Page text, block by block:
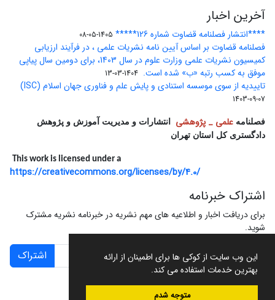
این وب سایت از کوکی ها برای اطمینان از ارائه
بهترین خدمات استفاده می کند.
متوجه شدم
آخرین اخبار
****انتشار فصلنامه قضاوت شماره 126***** 1405-05-08
فصلنامه قضاوت بر اساس آیین نامه نشریات علمی ، در فرآیند ارزیابی
کمیسیون نشریات علمی وزارت علوم در سال 1403، برای دومین سال پیاپی
موفق به کسب رتبه «ب» شده است. 1404-03-13
تاییدیه از سوی موسسه استنادی و پایش علم و فناوری جهان اسلام (ISC)
1403-09-07
فصلنامه علمی _ پژوهشی
انتشارات و مدیریت آموزش و پژوهش
دادگستری کل استان تهران
This work is licensed under a
https://creativecommons.org/licenses/by/4.0/
اشتراک خبرنامه
برای دریافت اخبار و اطلاعیه های مهم نشریه در خبرنامه نشریه مشترک
شوید.
اشتراک